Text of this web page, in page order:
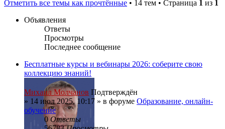
Отметить все темы как прочтённые • 14 тем • Страница 1 из 1
Объявления
Ответы
Просмотры
Последнее сообщение
Бесплатные курсы и вебинары 2026: соберите свою
коллекцию знаний!
Михаил Молчанов Подтверждён
» 14 июл 2025, 10:17 » в форуме Образование, онлайн-
обучение
0 Ответы